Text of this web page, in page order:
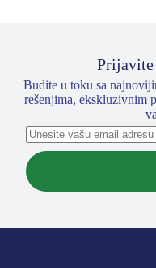
Prijavite
Budite u toku sa
rešenjima, ekskluzivnim